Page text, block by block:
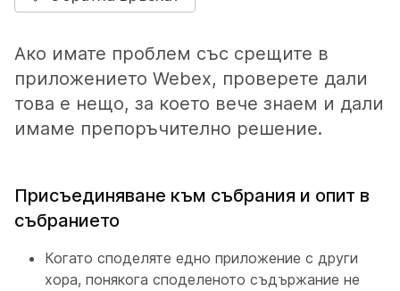
Ако имате проблем със срещите в
приложението Webex, проверете дали
това е нещо, за което вече знаем и дали
имаме препоръчително решение.
Присъединяване към събрания и опит в
събранието
Когато споделяте едно приложение с други
хора, понякога споделеното съдържание не